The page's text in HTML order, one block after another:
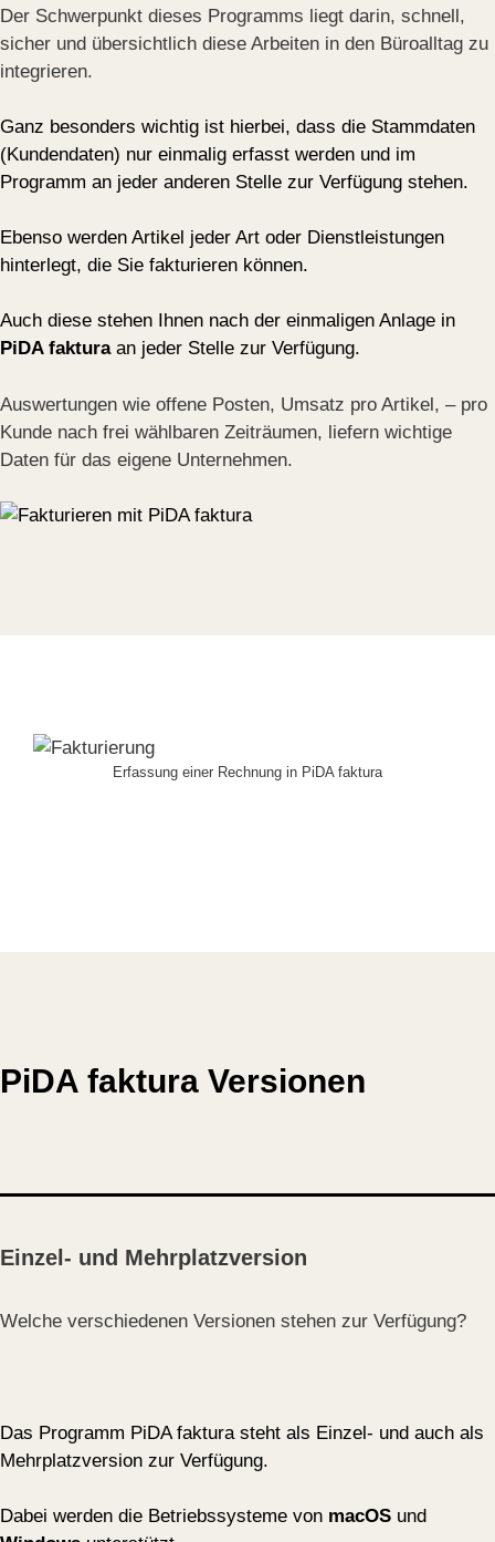
Der Schwerpunkt dieses Programms liegt darin, schnell,
sicher und übersichtlich diese Arbeiten in den Büroalltag zu
integrieren.
Ganz besonders wichtig ist hierbei, dass die Stammdaten
(Kundendaten) nur einmalig erfasst werden und im
Programm an jeder anderen Stelle zur Verfügung stehen.
Ebenso werden Artikel jeder Art oder Dienstleistungen
hinterlegt, die Sie fakturieren können.
Auch diese stehen Ihnen nach der einmaligen Anlage in
PiDA fakturaan jeder Stelle zur Verfügung.
Auswertungen wie offene Posten, Umsatz pro Artikel, – pro
Kunde nach frei wählbaren Zeiträumen, liefern wichtige
Daten für das eigene Unternehmen.
Erfassung einer Rechnung in PiDA faktura
PiDA faktura Versionen
Einzel- und Mehrplatzversion
Welche verschiedenen Versionen stehen zur Verfügung?
Das Programm PiDA faktura steht als Einzel- und auch als
Mehrplatzversion zur Verfügung.
Dabei werden die Betriebssysteme von macOS und